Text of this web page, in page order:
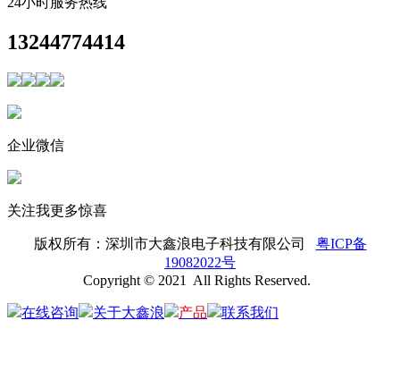
13244774414
企业微信
关注我更多惊喜
版权所有： 深圳市大鑫浪电子科技有限公司
粤ICP备
19082022号
Copyright © 2021 All Rights Reserved.
在线咨询 关于大鑫浪 产品 联系我们